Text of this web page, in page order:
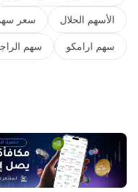
الأسهم الحلال سعر
سهم ارامكو سهم